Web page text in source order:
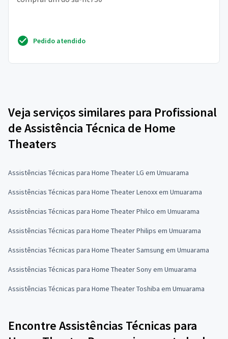
Pedido atendido
Veja serviços similares para Profissional
de Assistência Técnica de Home
Theaters
Assistências Técnicas para Home Theater LG em Umuarama
Assistências Técnicas para Home Theater Lenoxx em Umuarama
Assistências Técnicas para Home Theater Philco em Umuarama
Assistências Técnicas para Home Theater Philips em Umuarama
Assistências Técnicas para Home Theater Samsung em Umuarama
Assistências Técnicas para Home Theater Sony em Umuarama
Assistências Técnicas para Home Theater Toshiba em Umuarama
Encontre Assistências Técnicas para